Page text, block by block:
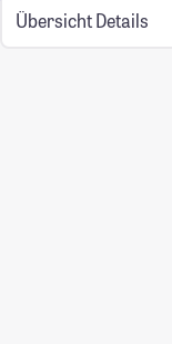
Übersicht Details